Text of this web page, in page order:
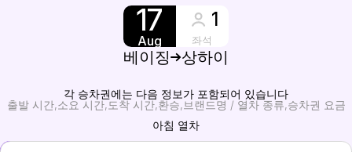
17
Aug
1
좌석
베이징 상하이
각 승차권에는 다음 정보가 포함되어 있습니다
출발 시간 소요 시간 도착 시간 환승 브랜드명 / 열차 종류 승차권 요금
아침 열차